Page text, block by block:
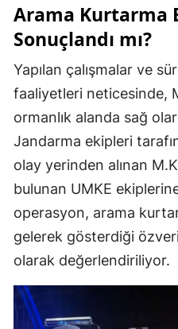
Arama Kurtarma
Sonuçlandı mı?
Yapılan çalışmalar ve
faaliyetleri neticesinde,
ormanlık alanda sağ
Jandarma ekipleri
olay yerinden alınan
bulunan UMKE
operasyon, arama
gelerek gösterdiği
olarak değerlendiriliyor.